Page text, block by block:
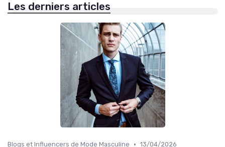
Les derniers articles
Blogs et Influencers de Mode Masculine • 13/04/2026